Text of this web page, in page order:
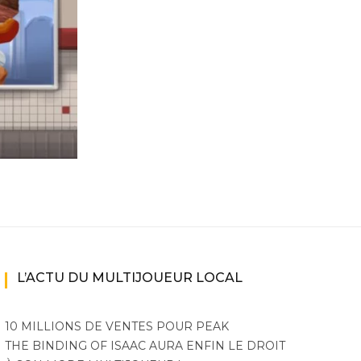
L’ACTU DU MULTIJOUEUR LOCAL
10 MILLIONS DE VENTES POUR PEAK
THE BINDING OF ISAAC AURA ENFIN LE DROIT